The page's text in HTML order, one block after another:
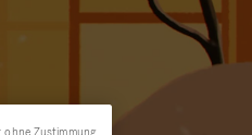
ohne Zustimmung